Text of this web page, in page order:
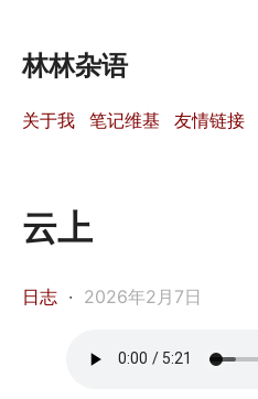
林林杂语
关于我 笔记维基 友情链接
云上
日志 · 2026年2月7日